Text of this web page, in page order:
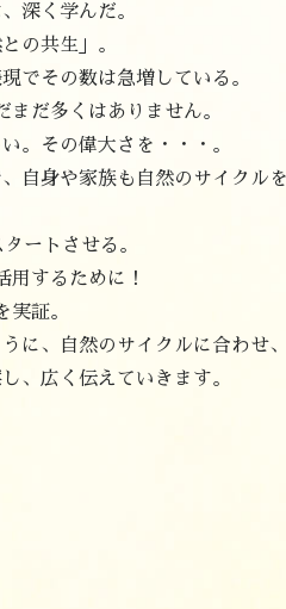
深く学んだ。
の共生」。
でその数は急増している。
だ多くはありません。
。その偉大さを・・・。
自身や家族も自然のサイクルを
ートさせる。
用するために！
実証。
に、自然のサイクルに合わせ、
、広く伝えていきます。